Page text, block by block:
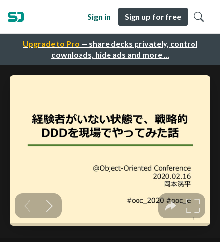
Upgrade to Pro — share decks privately, control
downloads, hide ads and more …
Sign in Sign up for free